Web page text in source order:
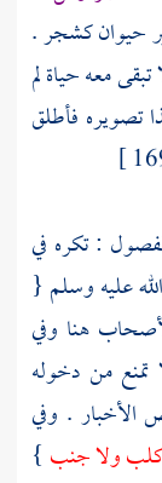
حيوان كشجر .
معه حياة لم
تصويره فأطلق
: تكره في
عليه وسلم {
هنا وفي
تمنع من دخوله
الأخبار . وفي
ولا جنب }